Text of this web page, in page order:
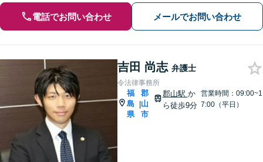
電話でお問い合わせ メールでお問い合わせ
吉田 尚志 弁護士
令法律事務所
福
島
県
|
郡
山
市
郡山駅 か
ら徒歩9分
営業時間：09:00~1
7:00（平日）